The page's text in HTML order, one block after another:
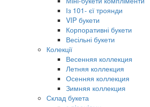
Із 101- єї троянди
VIP букети
Корпоративні букети
Весільні букети
Колекції
Весенняя коллекция
Летняя коллекция
Осенняя коллекция
Зимняя коллекция
Склад букета